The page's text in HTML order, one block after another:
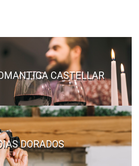
CASTELLAR
DORADOS